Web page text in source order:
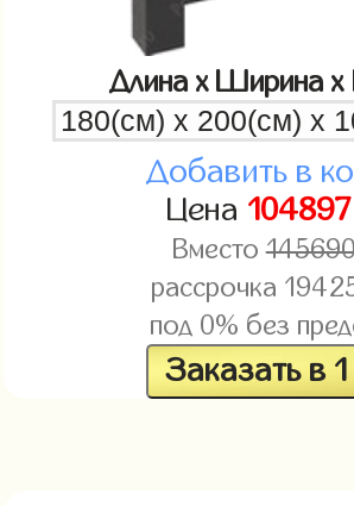
Длина x Ширина x
Добавить в
Цена 104897
Вместо
рассрочка
под 0% без
Заказать в 1